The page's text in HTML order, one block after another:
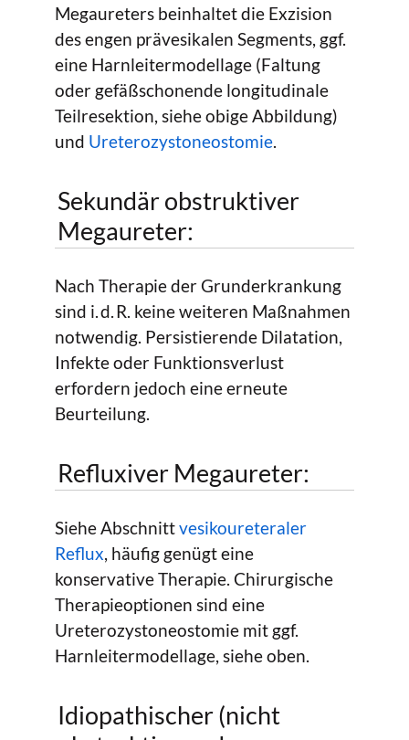
Megaureters beinhaltet die Exzision
des engen prävesikalen Segments, ggf.
eine Harnleitermodellage (Faltung
oder gefäßschonende longitudinale
Teilresektion, siehe obige Abbildung)
und Ureterozystoneostomie.
Sekundär obstruktiver
Megaureter:
Nach Therapie der Grunderkrankung
sind i. d. R. keine weiteren Maßnahmen
notwendig. Persistierende Dilatation,
Infekte oder Funktionsverlust
erfordern jedoch eine erneute
Beurteilung.
Refluxiver Megaureter:
Siehe Abschnittvesikoureteraler
Reflux, häufig genügt eine
konservative Therapie. Chirurgische
Therapieoptionen sind eine
Ureterozystoneostomie mit ggf.
Harnleitermodellage, siehe oben.
Idiopathischer (nicht